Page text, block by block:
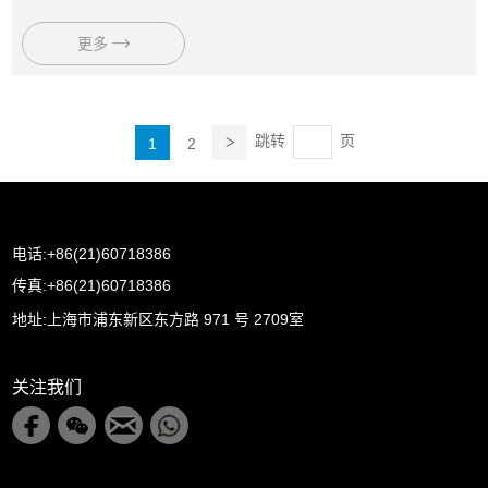
更多
1 2 跳转 页
电话:+86(21)60718386
传真:+86(21)60718386
地址:上海市浦东新区东方路 971 号 2709室
关注我们